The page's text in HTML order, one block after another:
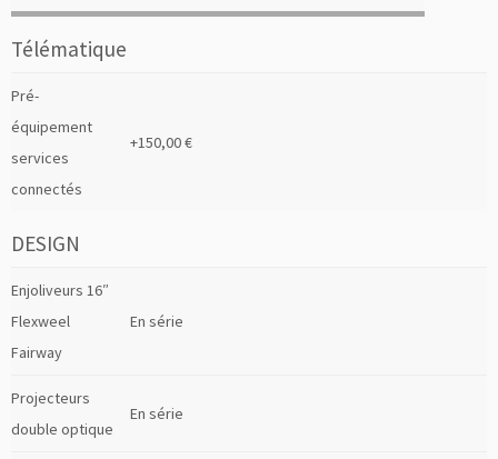
Télématique
Pré-
équipement
services
connectés
+150,00 €
DESIGN
Enjoliveurs 16″
Flexweel
Fairway
En série
Projecteurs
double optique
En série